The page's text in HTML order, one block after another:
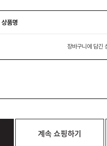
상품명
장바구니에 담긴
계속 쇼핑하기